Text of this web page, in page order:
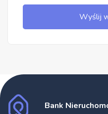
Wyślij
Bank